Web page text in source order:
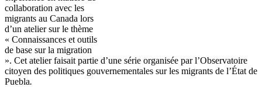
collaboration avec les
migrants au Canada lors
d’un ateliersurle thème
« Connaissances et outils
de base surla migration
». Cet atelierfaisait partie d’une série organisée parl’Observatoire
citoyen des politiques gouvernementales surles migrants de l’État de
Puebla.